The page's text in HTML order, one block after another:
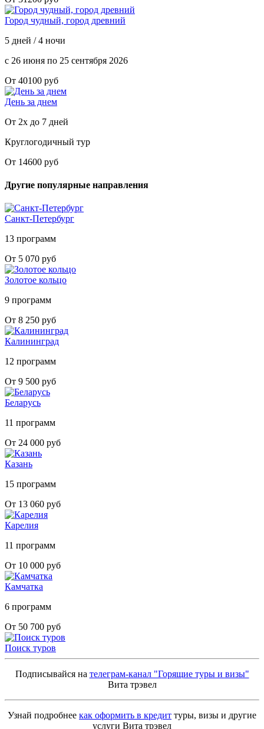
Город чудный, город древний
5 дней / 4 ночи
с 26 июня по 25 сентября 2026
От 40100 руб
День за днем
От 2х до 7 дней
Круглогодичный тур
От 14600 руб
Другие популярные направления
Санкт-Петербург
13 программ
От 5 070 руб
Золотое кольцо
9 программ
От 8 250 руб
Калининград
12 программ
От 9 500 руб
Беларусь
11 программ
От 24 000 руб
Казань
15 программ
От 13 060 руб
Карелия
11 программ
От 10 000 руб
Камчатка
6 программ
От 50 700 руб
Поиск туров
Подписывайся на телеграм-канал "Горящие туры и визы"
Вита трэвел
Узнай подробнее как оформить в кредит туры, визы и другие
услуги Вита трэвел